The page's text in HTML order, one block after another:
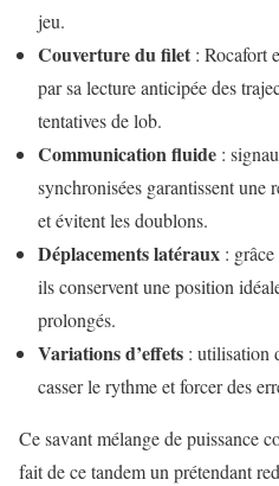
jeu.
Couverture du filet : Rocafort
par sa lecture anticipée des
tentatives de lob.
Communication fluide :
synchronisées garantissent une
et évitent les doublons.
Déplacements latéraux :
ils conservent une position
prolongés.
Variations d’effets : utilisation
casser le rythme et forcer des
Ce savant mélange de puissance
fait de ce tandem un prétendant